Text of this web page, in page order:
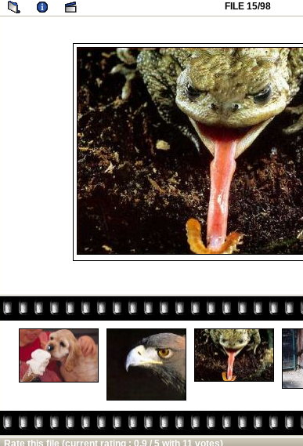
FILE 15/98
Rate this file (current rating : 0.9 / 5 with 11 votes)